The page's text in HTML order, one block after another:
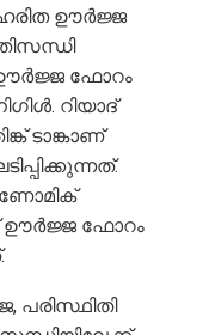
ഊര്‍ജ്ജ
ഊര്‍ജ്ജ ഫോറം
റിയാദ്
ടാങ്കാണ്
ഊര്‍ജ്ജ ഫോറം
പരിസ്ഥിതി